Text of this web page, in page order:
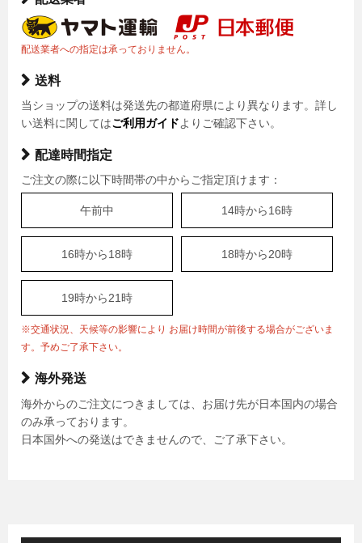
配送業者への指定は承っておりません。
送料
当ショップの送料は発送先の都道府県により異なります。詳し
い送料に関してはご利用ガイドよりご確認下さい。
配達時間指定
ご注文の際に以下時間帯の中からご指定頂けます：
午前中 14時から16時
16時から18時 18時から20時
19時から21時
※交通状況、天候等の影響により お届け時間が前後する場合がございま
す。予めご了承下さい。
海外発送
海外からのご注文につきましては、お届け先が日本国内の場合
のみ承っております。
日本国外への発送はできませんので、ご了承下さい。